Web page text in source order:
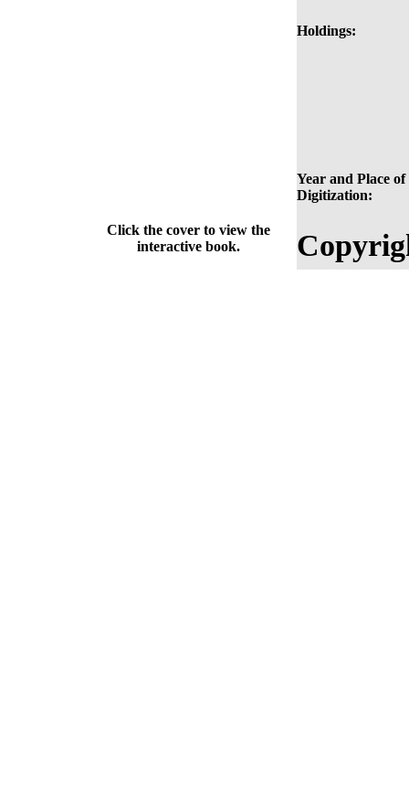
Holdings:
Year and Place of
Digitization:
Click the cover to view the
interactive book.